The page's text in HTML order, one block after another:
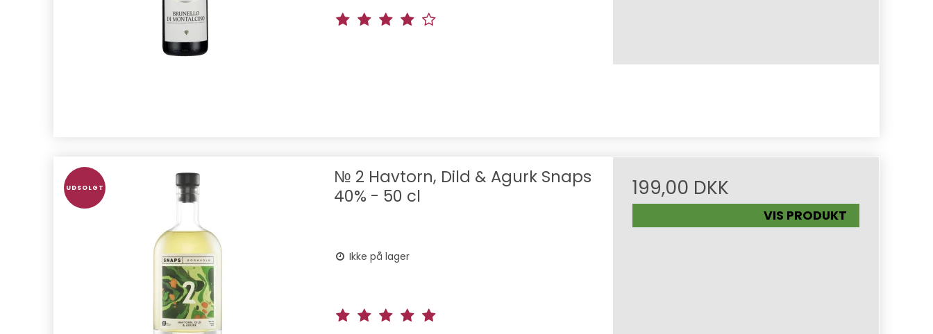
UDSOLGT
№ 2 Havtorn, Dild & Agurk Snaps
40% - 50 cl
Ikke på lager
199,00 DKK
VIS PRODUKT